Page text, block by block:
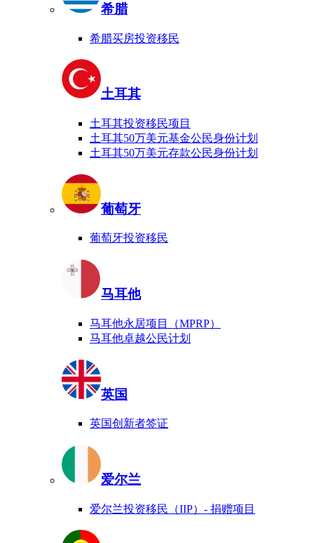
希腊
希腊买房投资移民
土耳其
土耳其投资移民项目
土耳其50万美元基金公民身份计划
土耳其50万美元存款公民身份计划
葡萄牙
葡萄牙投资移民
马耳他
马耳他永居项目（MPRP）
马耳他卓越公民计划
英国
英国创新者签证
爱尔兰
爱尔兰投资移民（IIP）- 捐赠项目